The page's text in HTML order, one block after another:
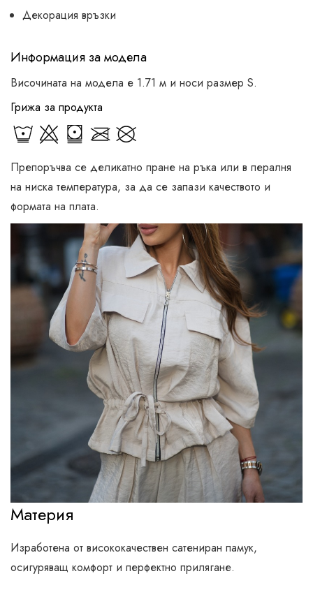
Декорация връзки
Информация за модела
Височината на модела е 1.71 м и носи размер S.
Грижа за продукта
Препоръчва се деликатно пране на ръка или в пералня
на ниска температура, за да се запази качеството и
формата на плата.
Материя
Изработена от висококачествен сатениран памук,
осигуряващ комфорт и перфектно прилягане.